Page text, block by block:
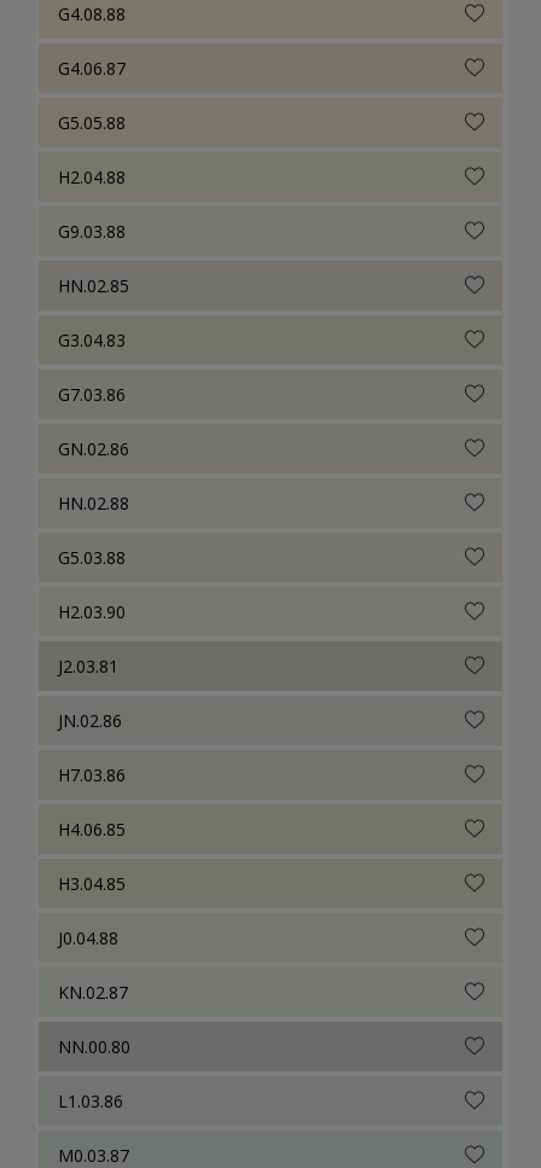
G4.08.88
G4.06.87
G5.05.88
H2.04.88
G9.03.88
HN.02.85
G3.04.83
G7.03.86
GN.02.86
HN.02.88
G5.03.88
H2.03.90
J2.03.81
JN.02.86
H7.03.86
H4.06.85
H3.04.85
J0.04.88
KN.02.87
NN.00.80
L1.03.86
M0.03.87